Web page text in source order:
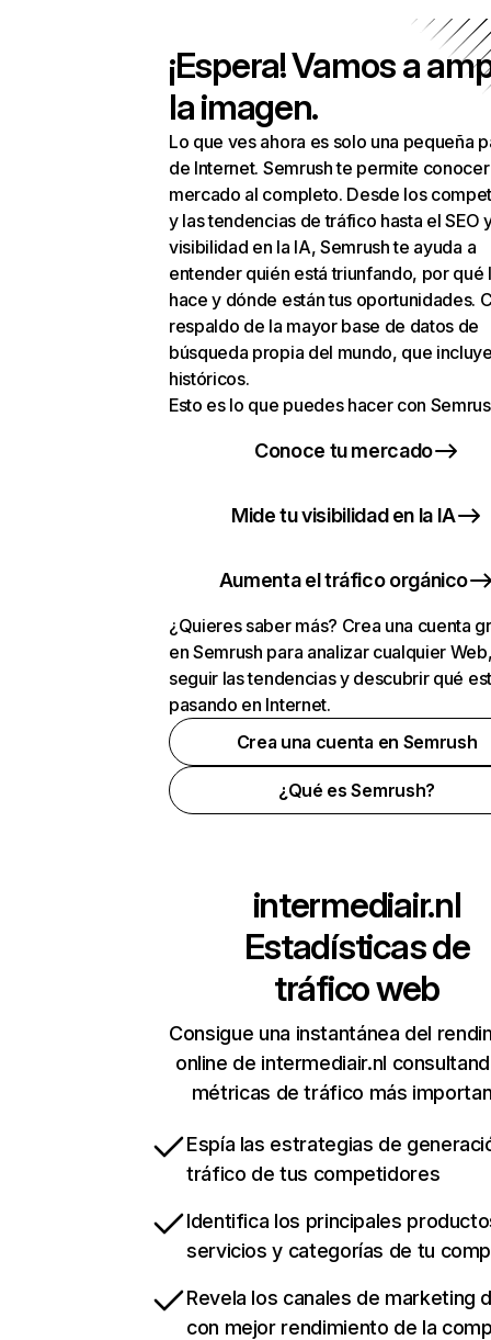
¡Espera! Vamos a
la imagen.
Lo que ves ahora es solo una pequeña
de Internet. Semrush te permite
mercado al completo. Desde los
y las tendencias de tráfico hasta el SEO
visibilidad en la IA, Semrush te ayuda a
entender quién está triunfando, por qué
hace y dónde están tus oportunidades.
respaldo de la mayor base de datos de
búsqueda propia del mundo, que
históricos.
Esto es lo que puedes hacer con
Conoce tu mercado
Mide tu visibilidad en la IA
Aumenta el tráfico orgánico
¿Quieres saber más? Crea una cuenta
en Semrush para analizar cualquier
seguir las tendencias y descubrir qué
pasando en Internet.
Crea una cuenta en Semrush
¿Qué es Semrush?
intermediair.nl
Estadísticas de
tráfico web
Consigue una instantánea del
online de intermediair.nl
métricas de tráfico más
Espía las estrategias de
tráfico de tus competidores
Identifica los principales
servicios y categorías de tu
Revela los canales de marketing
con mejor rendimiento de la